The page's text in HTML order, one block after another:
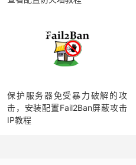
保护服务器免受暴力破解的攻
击，安装配置Fail2Ban屏蔽攻击
IP教程